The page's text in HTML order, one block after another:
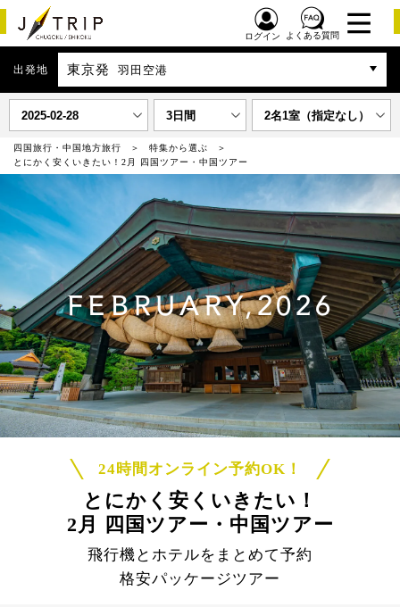
ログイン よくある質問
出発地 東京発 羽田空港
2025-02-28 3日間 2名1室（指定なし）
四国旅行・中国地方旅行
特集から選ぶ
とにかく安くいきたい！2月 四国ツアー・中国ツアー
FEBRUARY,2026
24時間オンライン予約OK！
とにかく安くいきたい！
2月 四国ツアー・中国ツアー
飛行機とホテルをまとめて予約
格安パッケージツアー